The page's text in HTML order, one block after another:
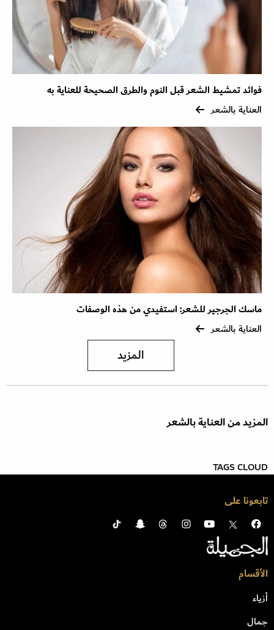
فوائد تمشيط الشعر قبل النوم والطرق الصحيحة للعناية به
العناية بالشعر
ماسك الجرجير للشعر: استفيدي من هذه الوصفات
العناية بالشعر
المزيد
المزيد من العناية بالشعر
TAGS CLOUD
تابعونا على
الأقسام
أزياء
جمال